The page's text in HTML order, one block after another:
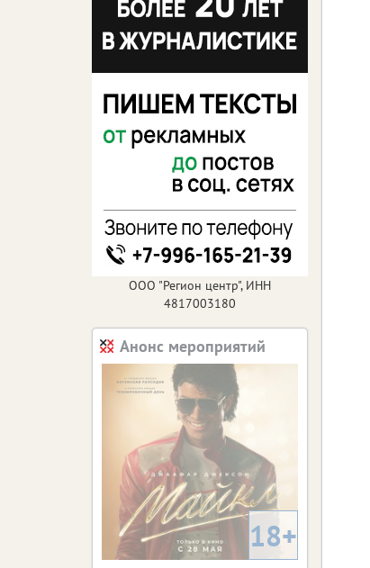
ООО "Регион центр", ИНН
4817003180
Анонс мероприятий
18+